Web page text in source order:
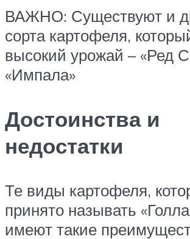
ВАЖНО: Существуют и
сорта картофеля,
высокий урожай – «Ред
«Импала»
Достоинства и
недостатки
Те виды картофеля,
принято называть
имеют такие